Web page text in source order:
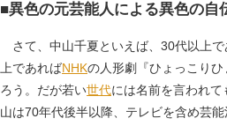
■異色の元芸能人による異色の自
さて、中山千夏といえば、30代以上
上であればNHKの人形劇『ひょっこり
ろう。だが若い世代には名前を言われ
山は70年代後半以降、テレビを含め芸